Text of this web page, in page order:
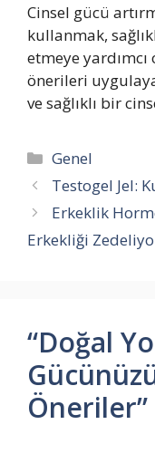
Cinsel gücü
kullanmak,
etmeye
önerileri
ve sağlıklı bir
Kategoriler
Genel
Testogel Jel:
Erkeklik
Erkekliği
“Doğal